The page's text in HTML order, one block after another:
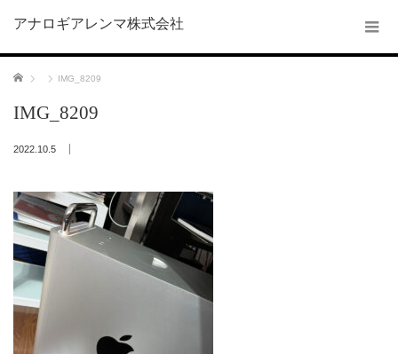
アナロギアレンマ株式会社
ホーム IMG_8209
IMG_8209
2022.10.5